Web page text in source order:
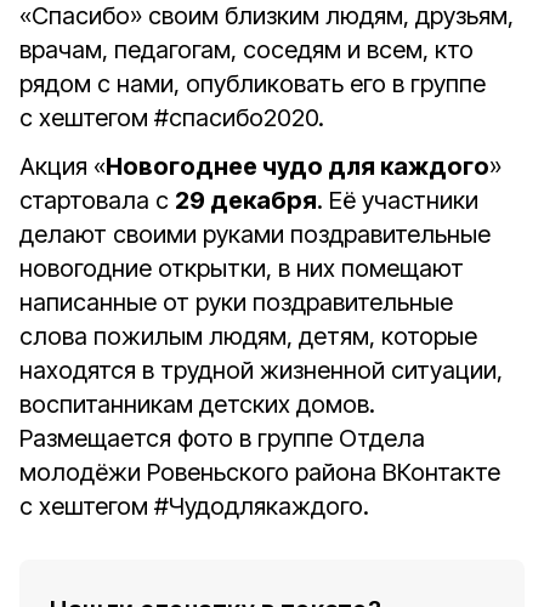
«Спасибо» своим близким людям, друзьям,
врачам, педагогам, соседям и всем, кто
рядом с нами, опубликовать его в группе
с хештегом #спасибо2020.
Акция «Новогоднее чудо для каждого»
стартовала с 29 декабря. Её участники
делают своими руками поздравительные
новогодние открытки, в них помещают
написанные от руки поздравительные
слова пожилым людям, детям, которые
находятся в трудной жизненной ситуации,
воспитанникам детских домов.
Размещается фото в группе Отдела
молодёжи Ровеньского района ВКонтакте
с хештегом #Чудодлякаждого.